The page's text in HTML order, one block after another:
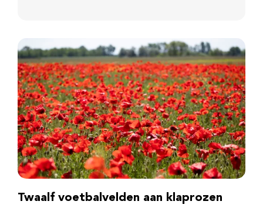
Twaalf voetbalvelden aan klaprozen